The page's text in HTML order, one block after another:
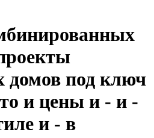
домов под ключ
и цены и - и -
и - в